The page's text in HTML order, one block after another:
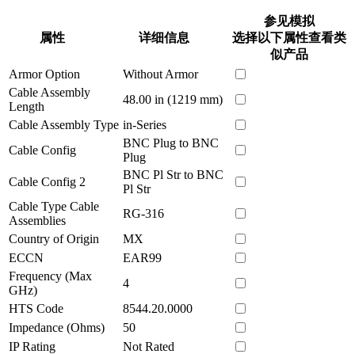
属性 详细信息
参见模拟
选择以下属性查看类
似产品
Armor Option
Without Armor
Cable Assembly
Length
48.00 in (1219 mm)
Cable Assembly Type in-Series
Cable Config
BNC Plug to BNC
Plug
Cable Config 2
BNC Pl Str to BNC
Pl Str
Cable Type Cable
Assemblies
RG-316
Country of Origin
MX
ECCN
EAR99
Frequency (Max
GHz)
4
HTS Code
8544.20.0000
Impedance (Ohms)
50
IP Rating
Not Rated